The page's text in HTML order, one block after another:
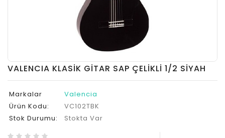
VALENCIA KLASİK GİTAR SAP ÇELİKLİ 1/2 SİYAH
Markalar
Valencia
Ürün Kodu:
VC102TBK
Stok Durumu:
Stokta Var